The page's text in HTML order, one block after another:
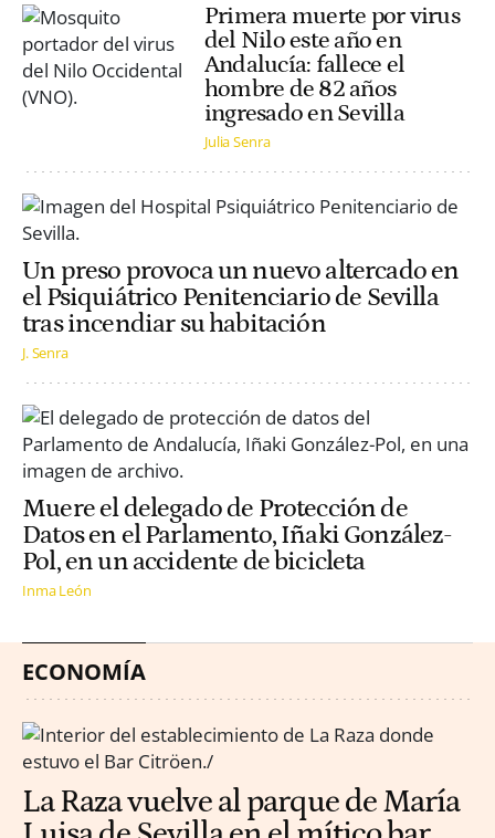
Primera muerte por virus
del Nilo este año en
Andalucía: fallece el
hombre de 82 años
ingresado en Sevilla
Julia Senra
Un preso provoca un nuevo altercado en
el Psiquiátrico Penitenciario de Sevilla
tras incendiar su habitación
J. Senra
Muere el delegado de Protección de
Datos en el Parlamento, Iñaki González-
Pol, en un accidente de bicicleta
Inma León
ECONOMÍA
La Raza vuelve al parque de María